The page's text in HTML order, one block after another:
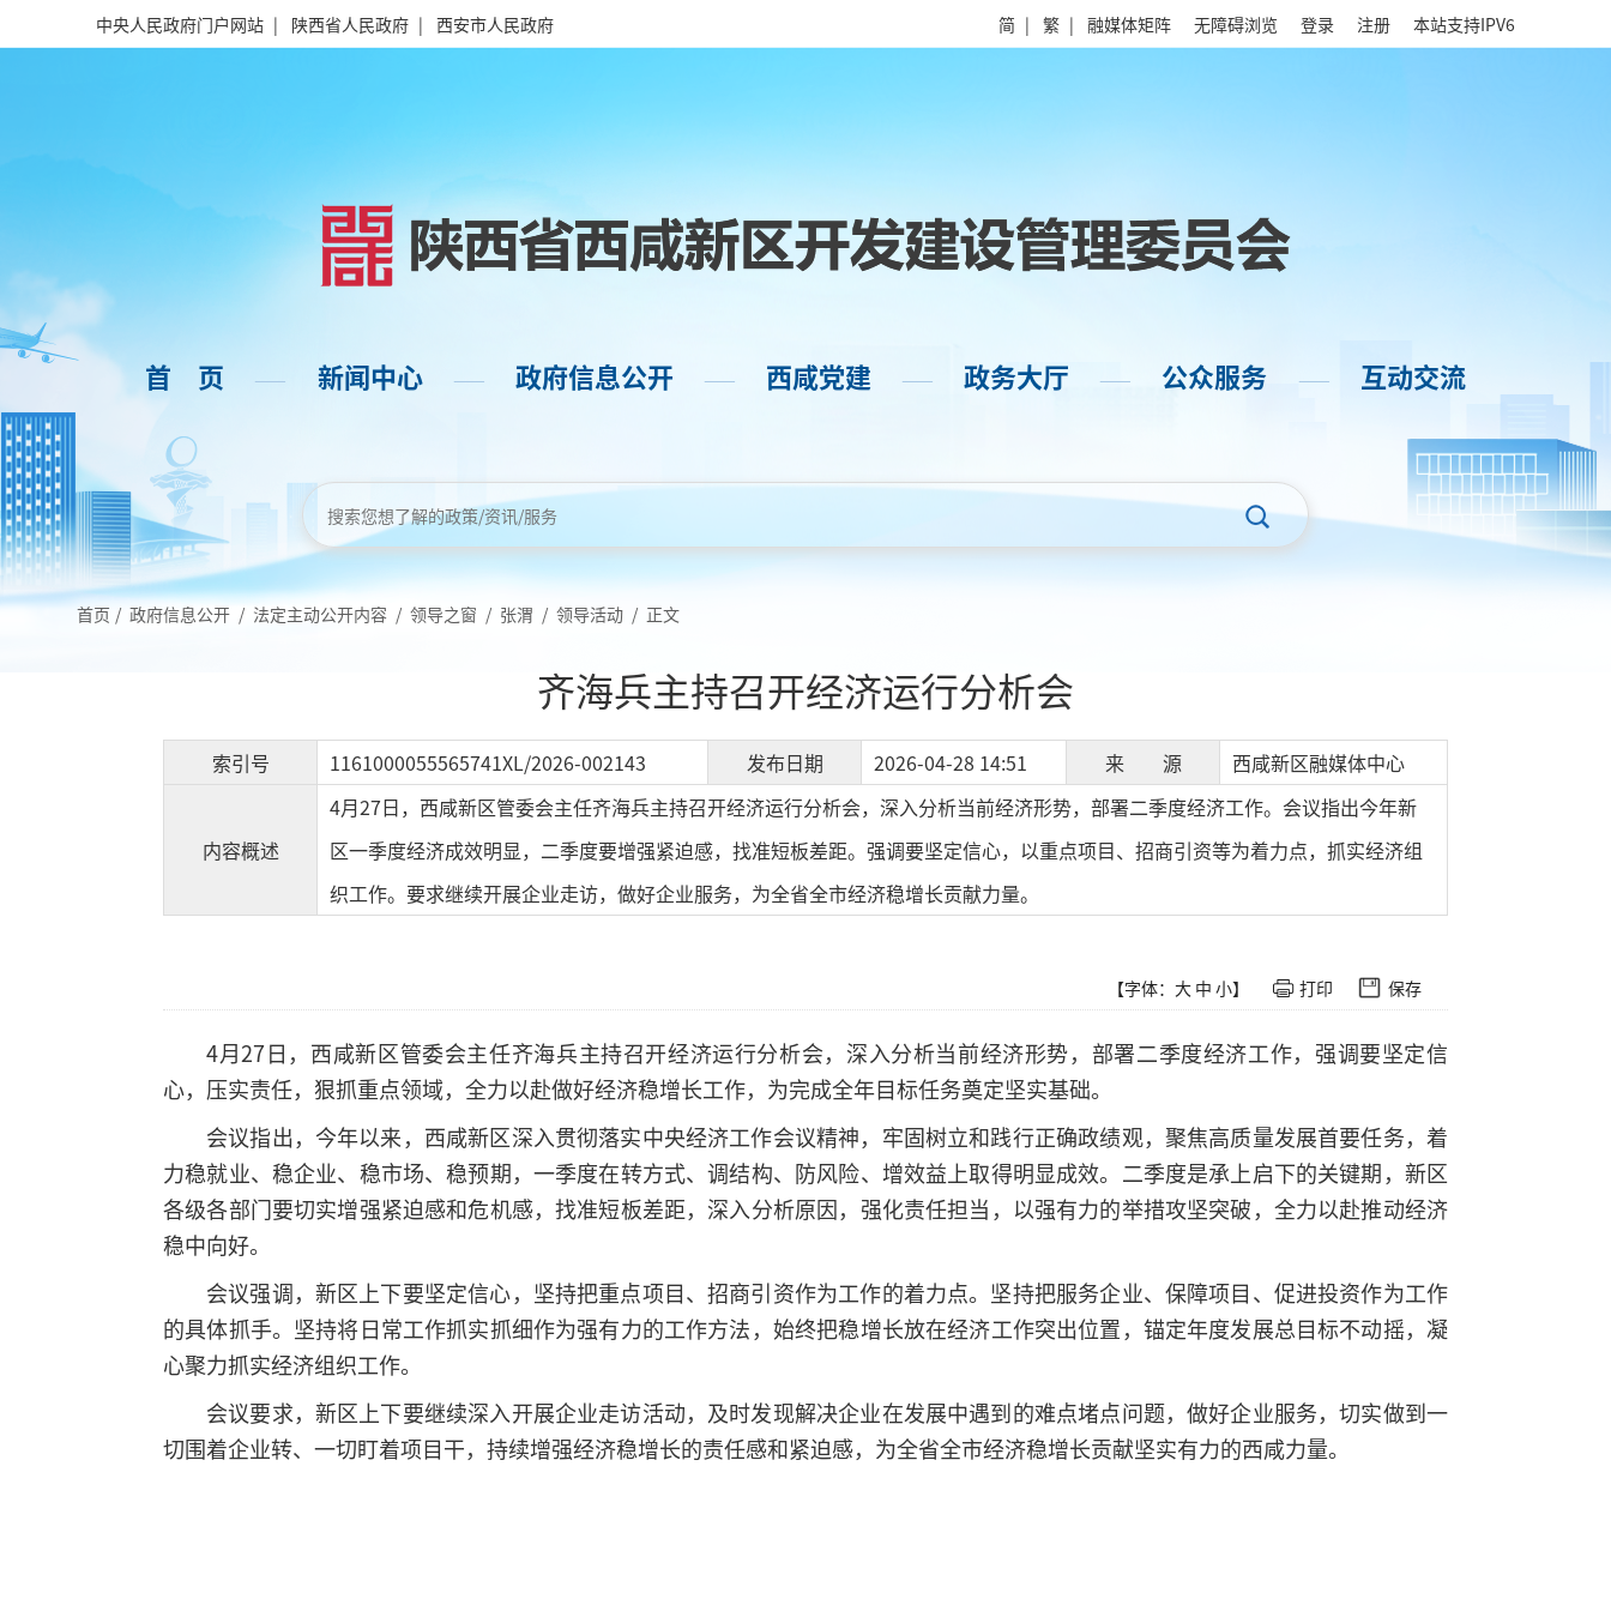
中央人民政府门户网站 | 陕西省人民政府 | 西安市人民政府 简 | 繁 | 融媒体矩阵 无障碍浏览 登录 注册 本站支持IPV6
首 页 —— 新闻中心 —— 政府信息公开 —— 西咸党建 —— 政务大厅 —— 公众服务 —— 互动交流
首页 / 政府信息公开 / 法定主动公开内容 / 领导之窗 / 张渭 / 领导活动 / 正文
齐海兵主持召开经济运行分析会
索引号 1161000055565741XL/2026-002143 发布日期 2026-04-28 14:51 来 源 西咸新区融媒体中心
内容概述
4月27日，西咸新区管委会主任齐海兵主持召开经济运行分析会，深入分析当前经济形势，部署二季度经济工作。会议指出今年新
区一季度经济成效明显，二季度要增强紧迫感，找准短板差距。强调要坚定信心，以重点项目、招商引资等为着力点，抓实经济组
织工作。要求继续开展企业走访，做好企业服务，为全省全市经济稳增长贡献力量。
【字体： 大 中 小】 打印 保存
4月27日，西咸新区管委会主任齐海兵主持召开经济运行分析会，深入分析当前经济形势，部署二季度经济工作，强调要坚定信
心，压实责任，狠抓重点领域，全力以赴做好经济稳增长工作，为完成全年目标任务奠定坚实基础。
会议指出，今年以来，西咸新区深入贯彻落实中央经济工作会议精神，牢固树立和践行正确政绩观，聚焦高质量发展首要任务，着
力稳就业、稳企业、稳市场、稳预期，一季度在转方式、调结构、防风险、增效益上取得明显成效。二季度是承上启下的关键期，新区
各级各部门要切实增强紧迫感和危机感，找准短板差距，深入分析原因，强化责任担当，以强有力的举措攻坚突破，全力以赴推动经济
稳中向好。
会议强调，新区上下要坚定信心，坚持把重点项目、招商引资作为工作的着力点。坚持把服务企业、保障项目、促进投资作为工作
的具体抓手。坚持将日常工作抓实抓细作为强有力的工作方法，始终把稳增长放在经济工作突出位置，锚定年度发展总目标不动摇，凝
心聚力抓实经济组织工作。
会议要求，新区上下要继续深入开展企业走访活动，及时发现解决企业在发展中遇到的难点堵点问题，做好企业服务，切实做到一
切围着企业转、一切盯着项目干，持续增强经济稳增长的责任感和紧迫感，为全省全市经济稳增长贡献坚实有力的西咸力量。